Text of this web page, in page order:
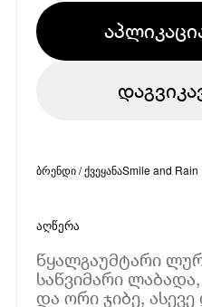
ბრენდი / ქვეყანაSmile and Rain
აღწერა
წყალგაუმტარი
საწვიმარი
და ორი ჯიბე,